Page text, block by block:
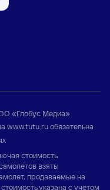
«Глобус Медиа»
www.tutu.ruобязательна
стоимость
взяты
продаваемые на
указана с учетом